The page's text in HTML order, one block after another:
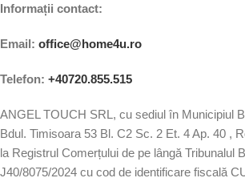
Informații contact:
Email: office@home4u.ro
Telefon: +40720.855.515
ANGEL TOUCH SRL, cu sediul în Municipiul
Bdul. Timisoara 53 Bl. C2 Sc. 2 Et. 4 Ap. 40 ,
la Registrul Comerțului de pe lângă Tribunalul
J40/8075/2024 cu cod de identificare fiscală